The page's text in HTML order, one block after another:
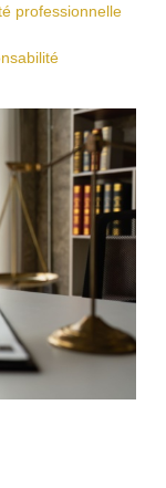
professionnelle